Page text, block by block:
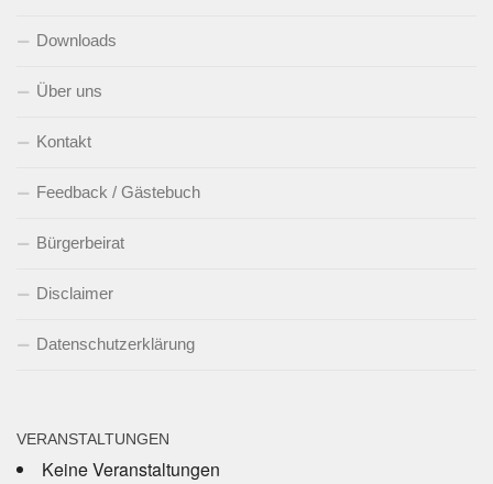
Downloads
Über uns
Kontakt
Feedback / Gästebuch
Bürgerbeirat
Disclaimer
Datenschutzerklärung
VERANSTALTUNGEN
Keine Veranstaltungen